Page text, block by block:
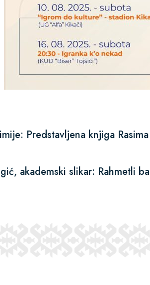
Predstavljena knjiga
akademski slikar: Rahmetli